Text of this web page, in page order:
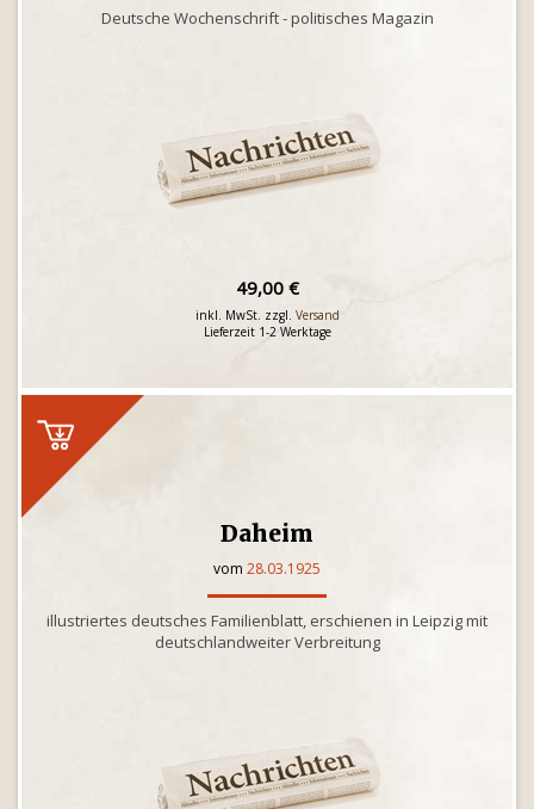
Deutsche Wochenschrift - politisches Magazin
49,00 €
inkl. MwSt. zzgl. Versand
Lieferzeit 1-2 Werktage
Daheim
vom 28.03.1925
illustriertes deutsches Familienblatt, erschienen in Leipzig mit
deutschlandweiter Verbreitung